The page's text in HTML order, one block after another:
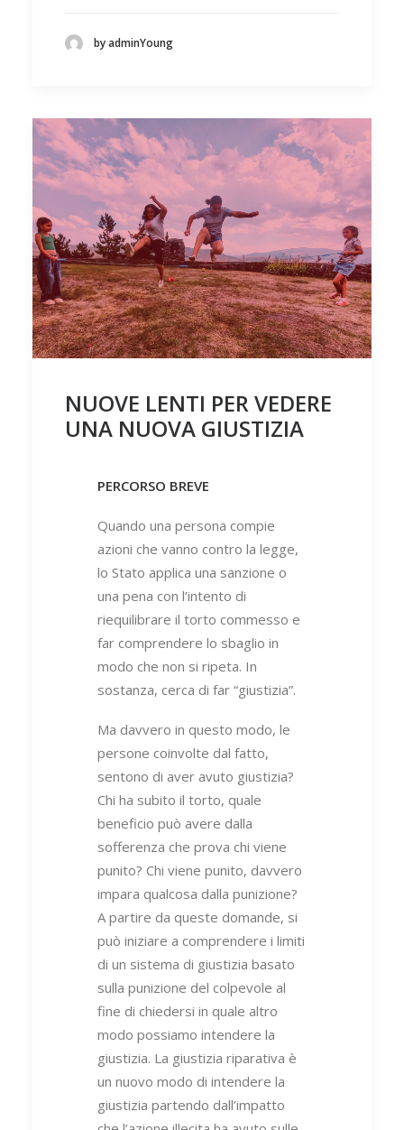
by adminYoung
NUOVE LENTI PER VEDERE
UNA NUOVA GIUSTIZIA
PERCORSO BREVE
Quando una persona compie
azioni che vanno contro la legge,
lo Stato applica una sanzione o
una pena con l’intento di
riequilibrare il torto commesso e
far comprendere lo sbaglio in
modo che non si ripeta. In
sostanza, cerca di far “giustizia”.
Ma davvero in questo modo, le
persone coinvolte dal fatto,
sentono di aver avuto giustizia?
Chi ha subito il torto, quale
beneficio può avere dalla
sofferenza che prova chi viene
punito? Chi viene punito, davvero
impara qualcosa dalla punizione?
A partire da queste domande, si
può iniziare a comprendere i limiti
di un sistema di giustizia basato
sulla punizione del colpevole al
fine di chiedersi in quale altro
modo possiamo intendere la
giustizia. La giustizia riparativa è
un nuovo modo di intendere la
giustizia partendo dall’impatto